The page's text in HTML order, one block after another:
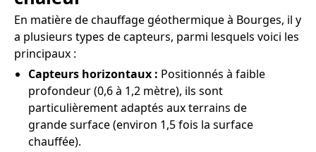
En matière de chauffage géothermique à Bourges, il y
a plusieurs types de capteurs, parmi lesquels voici les
principaux :
Capteurs horizontaux : Positionnés à faible
profondeur (0,6 à 1,2 mètre), ils sont
particulièrement adaptés aux terrains de
grande surface (environ 1,5 fois la surface
chauffée).